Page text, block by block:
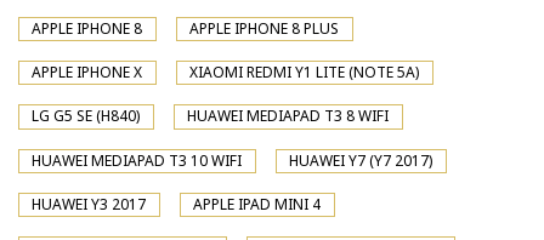
APPLE IPHONE 8 APPLE IPHONE 8 PLUS
APPLE IPHONE X XIAOMI REDMI Y1 LITE (NOTE 5A)
LG G5 SE (H840) HUAWEI MEDIAPAD T3 8 WIFI
HUAWEI MEDIAPAD T3 10 WIFI HUAWEI Y7 (Y7 2017)
HUAWEI Y3 2017 APPLE IPAD MINI 4